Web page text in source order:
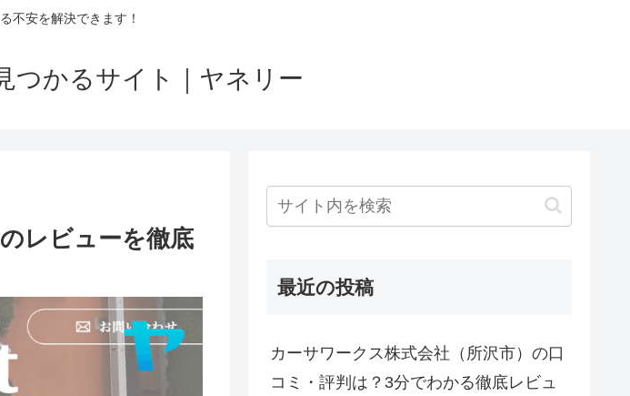
不安を解決できます！
つかるサイト｜ヤネリー
レビューを徹底
最近の投稿
カーサワークス株式会社（所沢市）の口
コミ・評判は？3分でわかる徹底レビュ